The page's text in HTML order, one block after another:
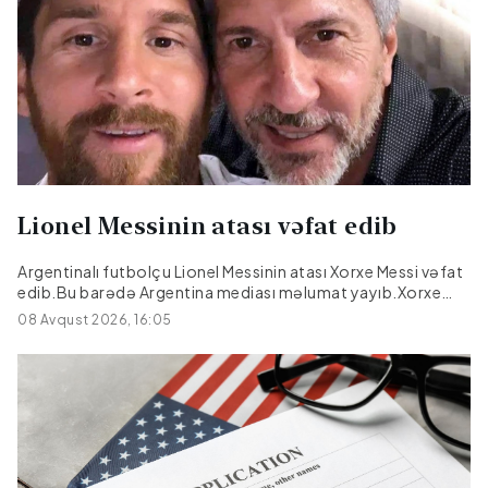
Lionel Messinin atası vəfat edib
Argentinalı futbolçu Lionel Messinin atası Xorxe Messi vəfat
edib.Bu barədə Argentina mediası məlumat yayıb.Xorxe
Messi müalicə olunduğu xəstəxanada 68 yaşında dünyasını
dəyişib.Onun səhhətində bir müddətdir problem yarandığı
bildirilir.
08 Avqust 2026, 16:05